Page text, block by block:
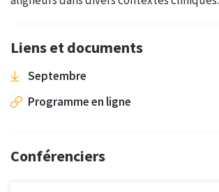
Liens et documents
Septembre
Programme en ligne
Conférenciers